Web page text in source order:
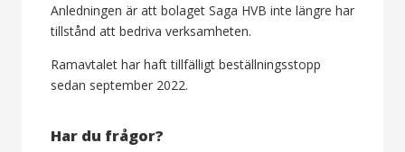
Anledningen är att bolaget Saga HVB inte längre har
tillstånd att bedriva verksamheten.
Ramavtalet har haft tillfälligt beställningsstopp
sedan september 2022.
Har du frågor?